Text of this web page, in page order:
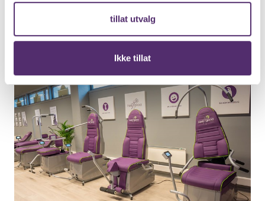
tillat utvalg
Ikke tillat